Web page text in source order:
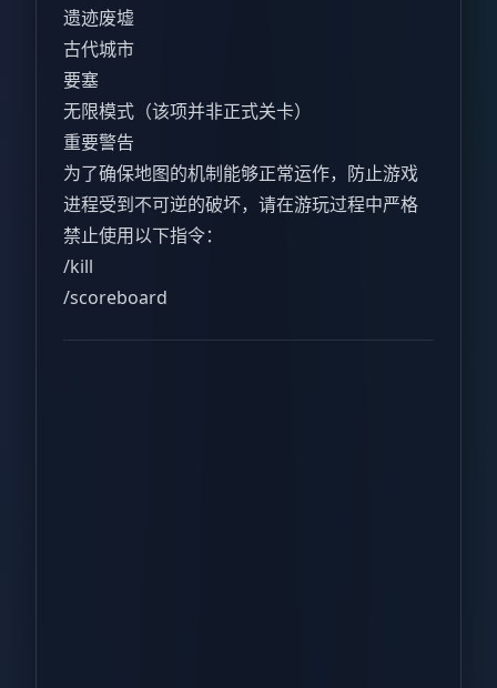
遗迹废墟
古代城市
要塞
无限模式（该项并非正式关卡）
重要警告
为了确保地图的机制能够正常运作，防止游戏
进程受到不可逆的破坏，请在游玩过程中严格
禁止使用以下指令：
/kill
/scoreboard